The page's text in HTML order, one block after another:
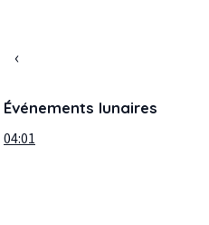
‹
Événements lunaires
04:01